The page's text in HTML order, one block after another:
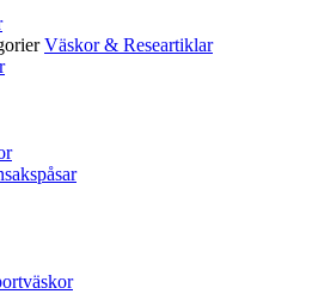
Väskor & Researtiklar